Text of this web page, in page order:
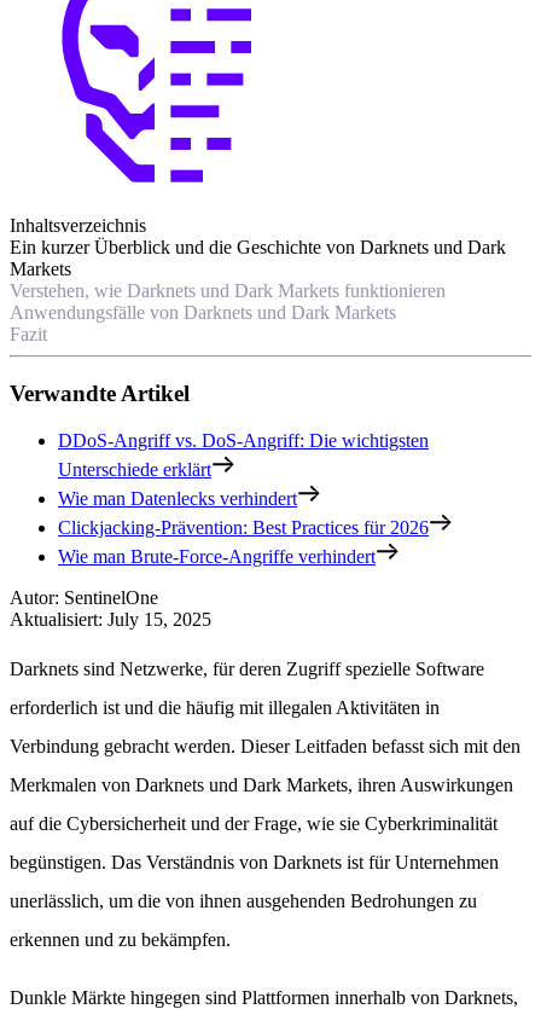
Inhaltsverzeichnis
Ein kurzer Überblick und die Geschichte von Darknets und Dark
Markets
Verstehen, wie Darknets und Dark Markets funktionieren
Anwendungsfälle von Darknets und Dark Markets
Fazit
Verwandte Artikel
DDoS-Angriff vs. DoS-Angriff: Die wichtigsten
Unterschiede erklärt
Wie man Datenlecks verhindert
Clickjacking-Prävention: Best Practices für 2026
Wie man Brute-Force-Angriffe verhindert
Autor: SentinelOne
Aktualisiert: July 15, 2025
Darknets sind Netzwerke, für deren Zugriff spezielle Software
erforderlich ist und die häufig mit illegalen Aktivitäten in
Verbindung gebracht werden. Dieser Leitfaden befasst sich mit den
Merkmalen von Darknets und Dark Markets, ihren Auswirkungen
auf die Cybersicherheit und der Frage, wie sie Cyberkriminalität
begünstigen. Das Verständnis von Darknets ist für Unternehmen
unerlässlich, um die von ihnen ausgehenden Bedrohungen zu
erkennen und zu bekämpfen.
Dunkle Märkte hingegen sind Plattformen innerhalb von Darknets,